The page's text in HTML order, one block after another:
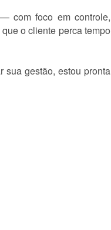
com foco em controle,
o cliente perca tempo
sua gestão, estou pronta